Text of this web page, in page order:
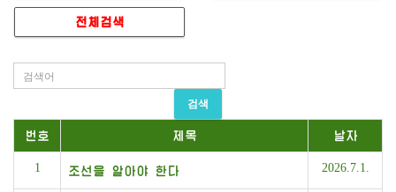
전체검색
검색
번호 제목 날자
1 조선을 알아야 한다 2026.7.1.